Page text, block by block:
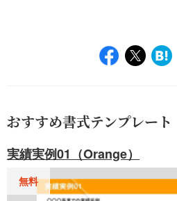
おすすめ書式テンプレート
実績実例01（Orange）
無料